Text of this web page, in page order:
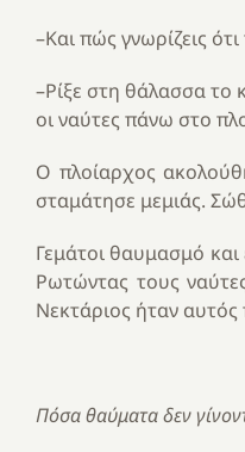
–Και πώς γνωρίζεις
–Ρίξε στη θάλασσα το
οι ναύτες πάνω στο
Ο πλοίαρχος
σταμάτησε μεμιάς.
Γεμάτοι θαυμασμό
Ρωτώντας τους
Νεκτάριος ήταν
Πόσα θαύματα δεν